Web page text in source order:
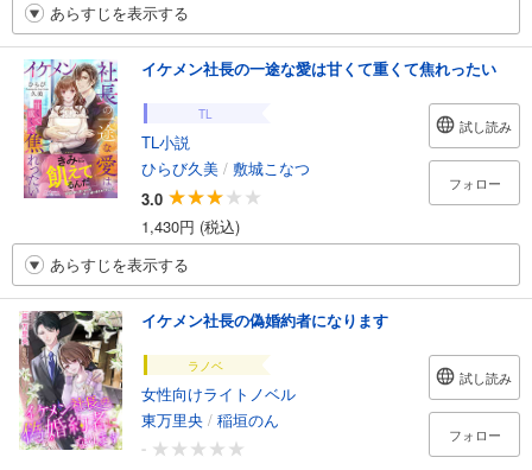
あらすじを表示する
イケメン社長の一途な愛は甘くて重くて焦れったい
TL
TL小説
ひらび久美 / 敷城こなつ
3.0
1,430円 (税込)
試し読み
フォロー
あらすじを表示する
イケメン社長の偽婚約者になります
ラノベ
女性向けライトノベル
東万里央 / 稲垣のん
-
試し読み
フォロー